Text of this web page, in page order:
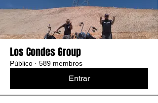
Los Condes Group
Público · 589 membros
Entrar